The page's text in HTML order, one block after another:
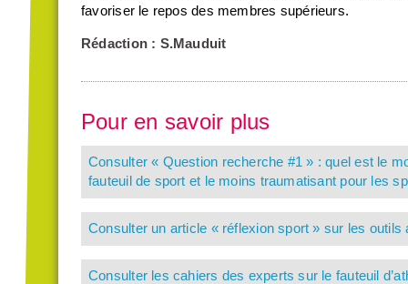
favoriser le repos des membres supérieurs.
Rédaction : S.Mauduit
Pour en savoir plus
Consulter « Question recherche #1 » : quel est le
fauteuil de sport et le moins traumatisant pour les
Consulter un article « réflexion sport » sur les
Consulter les cahiers des experts sur le fauteuil